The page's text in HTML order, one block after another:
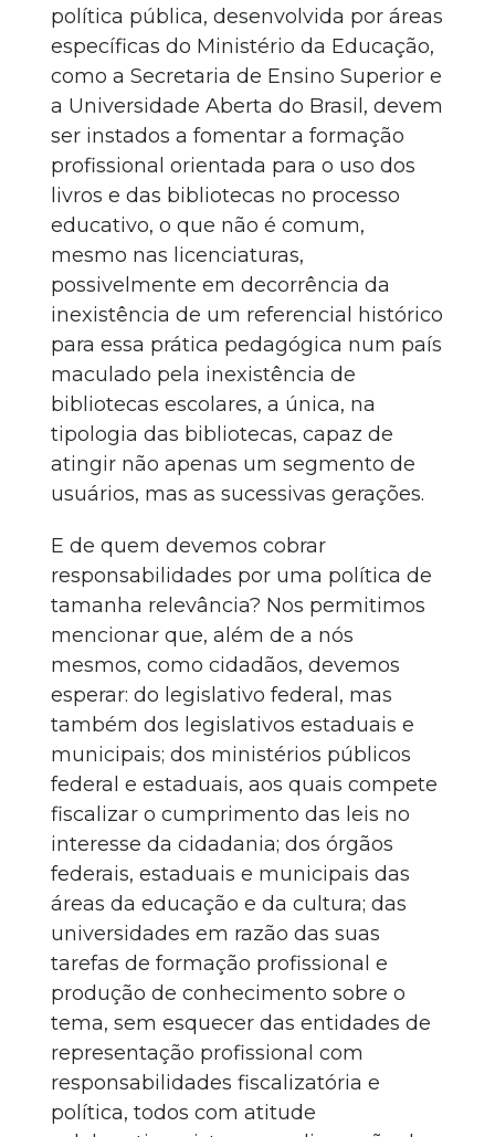
política pública, desenvolvida por áreas
específicas do Ministério da Educação,
como a Secretaria de Ensino Superior e
a Universidade Aberta do Brasil, devem
ser instados a fomentar a formação
profissional orientada para o uso dos
livros e das bibliotecas no processo
educativo, o que não é comum,
mesmo nas licenciaturas,
possivelmente em decorrência da
inexistência de um referencial histórico
para essa prática pedagógica num país
maculado pela inexistência de
bibliotecas escolares, a única, na
tipologia das bibliotecas, capaz de
atingir não apenas um segmento de
usuários, mas as sucessivas gerações.
E de quem devemos cobrar
responsabilidades por uma política de
tamanha relevância? Nos permitimos
mencionar que, além de a nós
mesmos, como cidadãos, devemos
esperar: do legislativo federal, mas
também dos legislativos estaduais e
municipais; dos ministérios públicos
federal e estaduais, aos quais compete
fiscalizar o cumprimento das leis no
interesse da cidadania; dos órgãos
federais, estaduais e municipais das
áreas da educação e da cultura; das
universidades em razão das suas
tarefas de formação profissional e
produção de conhecimento sobre o
tema, sem esquecer das entidades de
representação profissional com
responsabilidades fiscalizatória e
política, todos com atitude